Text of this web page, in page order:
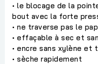
• le blocage de la
bout avec la forte
• ne traverse pas le
• effaçable à sec et
• encre sans xylène et
• sèche rapidement